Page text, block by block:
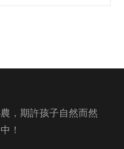
，期許孩子自然而然
！